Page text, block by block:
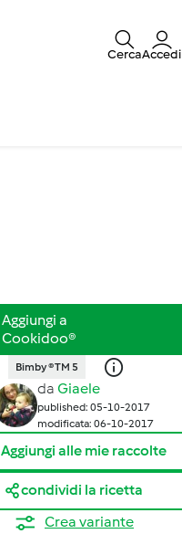
CercaAccedi
Bimby ® TM 5
da Giaele
published: 05-10-2017
modificata: 06-10-2017
Aggiungi alle mie raccolte
condividi la ricetta
Crea variante